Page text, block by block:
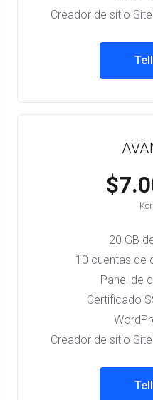
Creador de sitio
20 GB
10 cuentas de
Panel de
Certificado
Creador de sitio